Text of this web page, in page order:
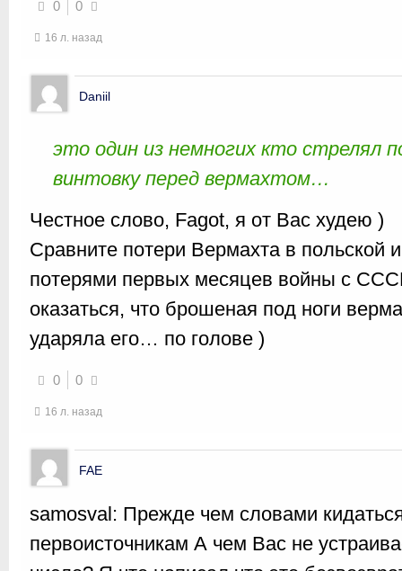
0 0
16 л. назад
Daniil
это один из немногих кто стрелял
винтовку перед вермахтом…
Честное слово, Fagot, я от Вас худею )
Сравните потери Вермахта в польской
потерями первых месяцев войны с
оказаться, что брошеная под ноги
ударяла его… по голове )
0 0
16 л. назад
FAE
samosval: Прежде чем словами
первоисточникам А чем Вас не